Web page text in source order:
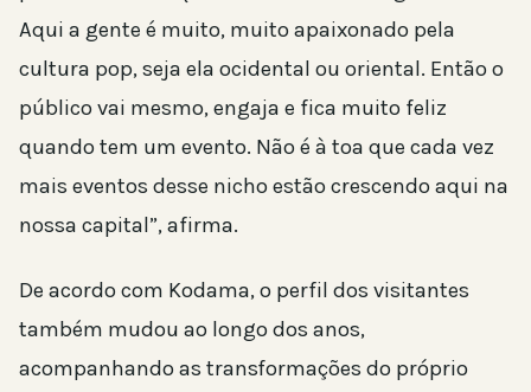
Aqui a gente é muito, muito apaixonado pela
cultura pop, seja ela ocidental ou oriental. Então o
público vai mesmo, engaja e fica muito feliz
quando tem um evento. Não é à toa que cada vez
mais eventos desse nicho estão crescendo aqui na
nossa capital”, afirma.
De acordo com Kodama, o perfil dos visitantes
também mudou ao longo dos anos,
acompanhando as transformações do próprio